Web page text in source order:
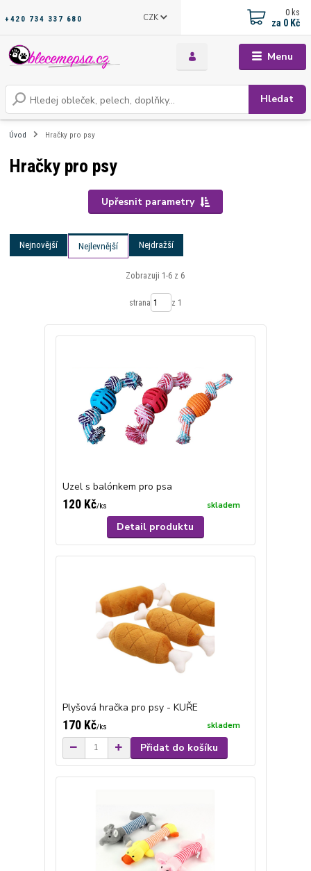
Menu
CZK
Hledat
+420 734 337 680
0 ks
za 0 Kč
Úvod Hračky pro psy
Hračky pro psy
Upřesnit parametry
Nejnovější Nejlevnější Nejdražší
Zobrazuji 1-6 z 6
strana z 1
Uzel s balónkem pro psa
120 Kč/ks skladem
Detail produktu
Plyšová hračka pro psy - KUŘE
170 Kč/ks skladem
Přidat do košíku